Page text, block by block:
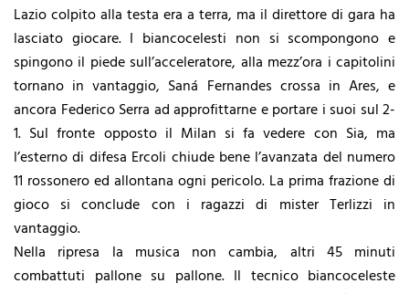
Lazio colpito alla testa era a terra, ma il direttore di gara ha
lasciato giocare. I biancocelesti non si scompongono e
spingono il piede sull’acceleratore, alla mezz’ora i capitolini
tornano in vantaggio, Saná Fernandes crossa in Ares, e
ancora Federico Serra ad approfittarne e portare i suoi sul 2-
1. Sul fronte opposto il Milan si fa vedere con Sia, ma
l’esterno di difesa Ercoli chiude bene l’avanzata del numero
11 rossonero ed allontana ogni pericolo. La prima frazione di
gioco si conclude con i ragazzi di mister Terlizzi in
vantaggio.
Nella ripresa la musica non cambia, altri 45 minuti
combattuti pallone su pallone. Il tecnico biancoceleste